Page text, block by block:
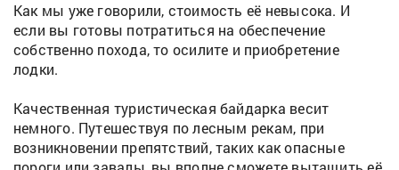
Как мы уже говорили, стоимость её невысока. И
если вы готовы потратиться на обеспечение
собственно похода, то осилите и приобретение
лодки.
Качественная туристическая байдарка весит
немного. Путешествуя по лесным рекам, при
возникновении препятствий, таких как опасные